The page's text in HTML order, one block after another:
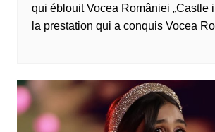
qui éblouit Vocea României „Castle
la prestation qui a conquis Vocea